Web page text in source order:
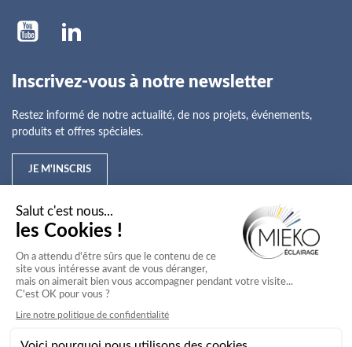
Inscrivez-vous à notre newsletter
Restez informé de notre actualité, de nos projets, événements,
produits et offres spéciales.
JE M'INSCRIS
Nos offres
Nos services
Nos secteurs d'activité